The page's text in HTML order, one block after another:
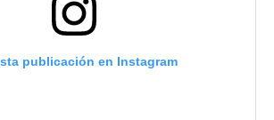
publicación en Instagram